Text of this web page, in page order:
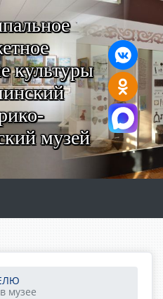
культуры
музей
музее